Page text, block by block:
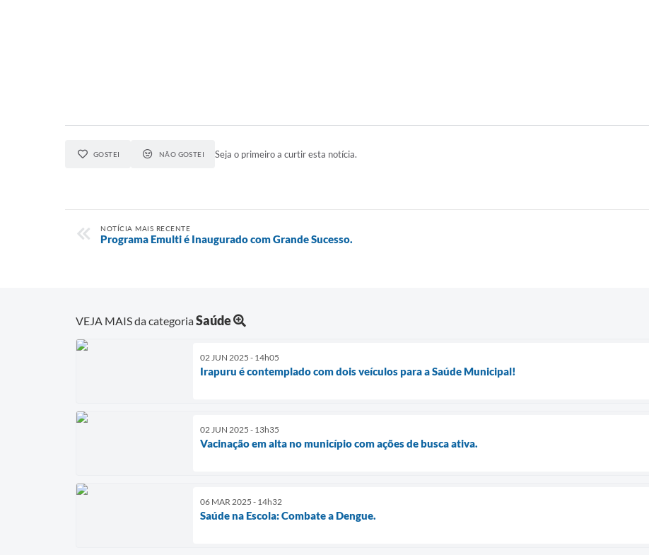
GOSTEI NÃO GOSTEI Seja o primeiro a curtir esta notícia.
NOTÍCIA MAIS RECENTE
Programa Emulti é Inaugurado com Grande Sucesso.
VEJA MAIS da categoriaSaúde
02 JUN 2025 - 14h05
Irapuru é contemplado com dois veículos para a Saúde Municipal!
02 JUN 2025 - 13h35
Vacinação em alta no município com ações de busca ativa.
06 MAR 2025 - 14h32
Saúde na Escola: Combate a Dengue.